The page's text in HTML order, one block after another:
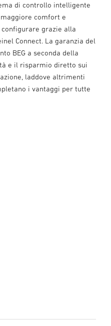
di controllo intelligente
comfort e
grazie alla
Connect. La garanzia del
BEG a seconda della
e il risparmio diretto sui
laddove altrimenti
i vantaggi per tutte